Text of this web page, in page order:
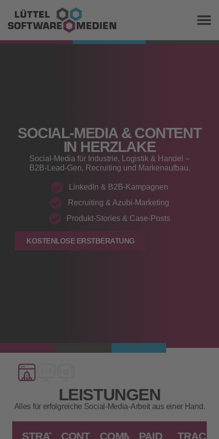
SOCIAL‑MEDIA & CONTENT
IN HERZLAKE
Social‑Media für Industrie, Logistik & Handel –
B2B‑Lead‑Gen, Recruiting und Markenaufbau.
LinkedIn & B2B‑Kampagnen
Recruiting & Azubi‑Marketing
Produkt‑Stories & Case‑Posts
KOSTENLOSE ERSTBERATUNG
LEISTUNGEN
Alles für erfolgreiche Social‑Media‑Arbeit aus einer Hand.
STRATEGIECONTENT‑PRODUKTION
COMMUNITY
PAID